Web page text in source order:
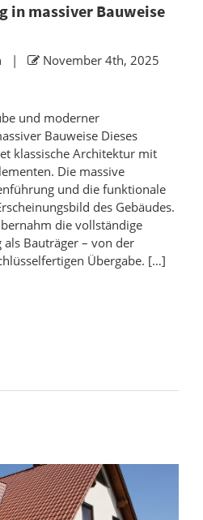
in massiver Bauweise
|
November 4th, 2025
und moderner
Bauweise Dieses
klassische Architektur mit
Die massive
und die funktionale
des Gebäudes.
die vollständige
Bauträger – von der
Übergabe. […]